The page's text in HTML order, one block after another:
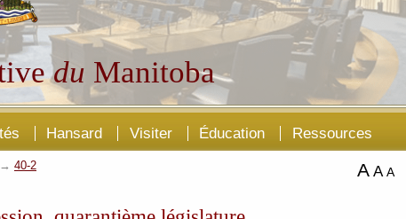
du Manitoba
Hansard Visiter Éducation Ressources
→ 40-2
A A A